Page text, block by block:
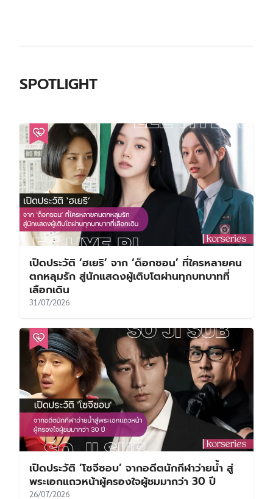
SPOTLIGHT
เปิดประวัติ ‘ฮเยริ’ จาก ‘ด็อกซอน’ ที่ใครหลายคน
ตกหลุมรัก สู่นักแสดงผู้เติบโตผ่านทุกบทบาทที่
เลือกเดิน
31/07/2026
เปิดประวัติ ‘โซจีซอบ’ จากอดีตนักกีฬาว่ายน้ำ สู่
พระเอกแถวหน้าผู้ครองใจผู้ชมมากว่า 30 ปี
26/07/2026